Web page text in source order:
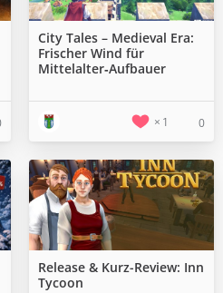
City Tales – Medieval Era:
Frischer Wind für
Mittelalter‑Aufbauer
1 0
Release & Kurz-Review: Inn
Tycoon